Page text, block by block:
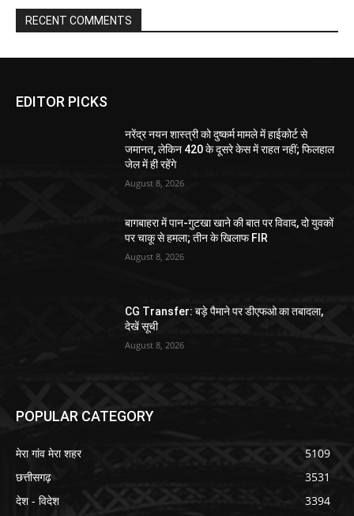
RECENT COMMENTS
EDITOR PICKS
नरेंद्र नयन शास्त्री को दुष्कर्म मामले में हाईकोर्ट से
जमानत, लेकिन 420 के दूसरे केस में राहत नहीं; फिलहाल
जेल में ही रहेंगे
August 8, 2026
बागबाहरा में पान-गुटखा खाने की बात पर विवाद, दो युवकों
पर चाकू से हमला; तीन के खिलाफ FIR
August 8, 2026
CG Transfer: बड़े पैमाने पर डीएफओ का तबादला,
देखें सूची
August 8, 2026
POPULAR CATEGORY
मेरा गांव मेरा शहर
5109
छत्तीसगढ़
3531
देश - विदेश
3394